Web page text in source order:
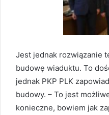
Jest jednak rozwiązanie
budowę wiaduktu. To
jednak PKP PLK
budowy. – To jest
konieczne, bowiem jak